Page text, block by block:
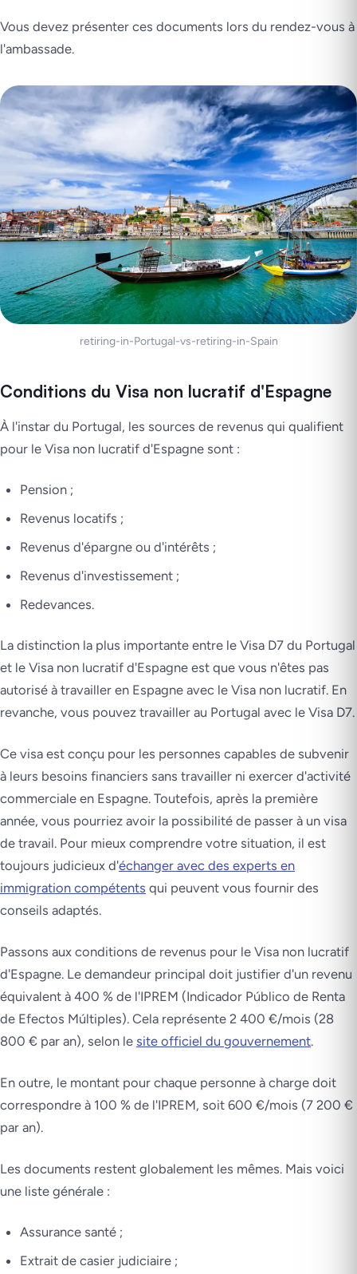
Vous devez présenter ces documents lors du rendez-vous à
l'ambassade.
retiring-in-Portugal-vs-retiring-in-Spain
Conditions du Visa non lucratif d'Espagne
À l'instar du Portugal, les sources de revenus qui qualifient
pour le Visa non lucratif d'Espagne sont :
Pension ;
Revenus locatifs ;
Revenus d'épargne ou d'intérêts ;
Revenus d'investissement ;
Redevances.
La distinction la plus importante entre le Visa D7 du Portugal
et le Visa non lucratif d'Espagne est que vous n'êtes pas
autorisé à travailler en Espagne avec le Visa non lucratif. En
revanche, vous pouvez travailler au Portugal avec le Visa D7.
Ce visa est conçu pour les personnes capables de subvenir
à leurs besoins financiers sans travailler ni exercer d'activité
commerciale en Espagne. Toutefois, après la première
année, vous pourriez avoir la possibilité de passer à un visa
de travail. Pour mieux comprendre votre situation, il est
toujours judicieux d'échanger avec des experts en
immigration compétents qui peuvent vous fournir des
conseils adaptés.
Passons aux conditions de revenus pour le Visa non lucratif
d'Espagne. Le demandeur principal doit justifier d'un revenu
équivalent à 400 % de l'IPREM (Indicador Público de Renta
de Efectos Múltiples). Cela représente 2 400 €/mois (28
800 € par an), selon le site officiel du gouvernement.
En outre, le montant pour chaque personne à charge doit
correspondre à 100 % de l'IPREM, soit 600 €/mois (7 200 €
par an)​.
Les documents restent globalement les mêmes. Mais voici
une liste générale :
Assurance santé ;
Extrait de casier judiciaire ;